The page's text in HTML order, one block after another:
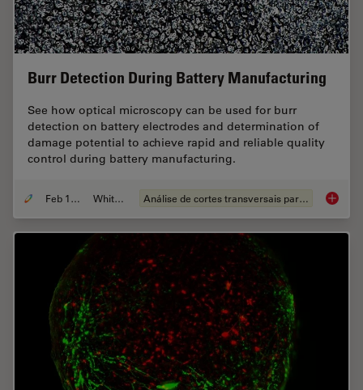
Burr Detection During Battery Manufacturing
See how optical microscopy can be used for burr
detection on battery electrodes and determination of
damage potential to achieve rapid and reliable quality
control during battery manufacturing.
Feb 12, 2026 Whitepaper Análise de cortes transversais para componentes eletrônicos Burr